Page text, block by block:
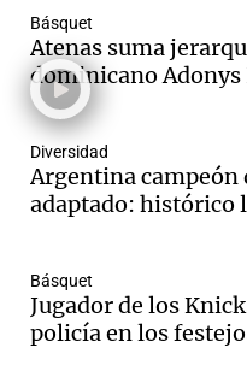
Básquet
Atenas suma
dominicano
Diversidad
Argentina campeón
adaptado: histórico
Básquet
Jugador de los
policía en los